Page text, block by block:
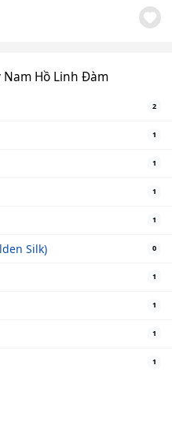
Nam Hồ Linh Đàm
2
1
1
1
1
Silk) 0
1
1
1
1